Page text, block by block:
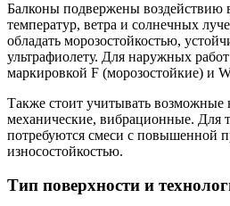
Балконы подвержены воздействию
температур, ветра и солнечных
обладать морозостойкостью,
ультрафиолету. Для наружных
маркировкой F (морозостойкие) и
Также стоит учитывать
механические, вибрационные. Для
потребуются смеси с повышенной
износостойкостью.
Тип поверхности и